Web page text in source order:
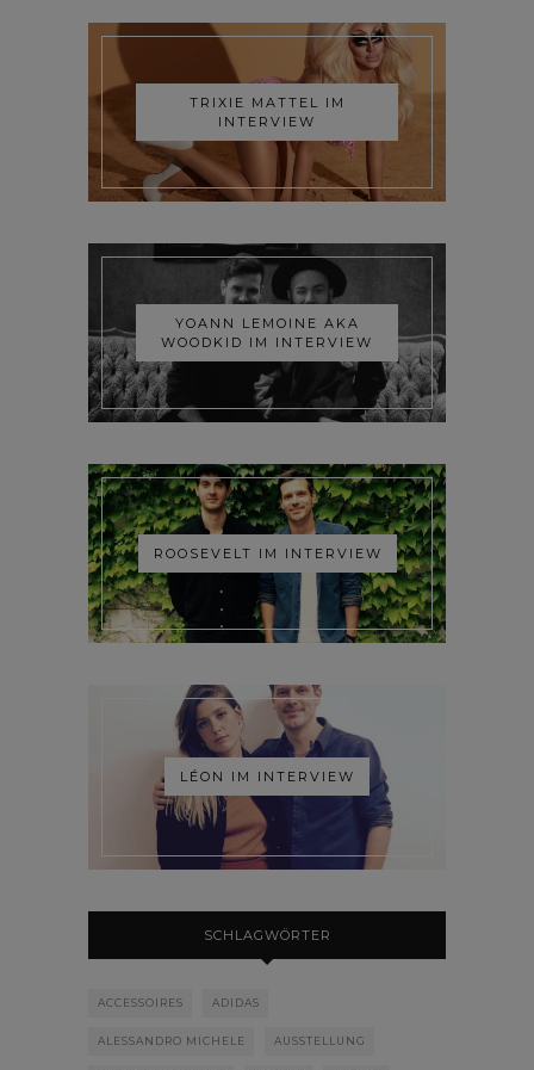
TRIXIE MATTEL IM
INTERVIEW
YOANN LEMOINE AKA
WOODKID IM INTERVIEW
ROOSEVELT IM INTERVIEW
LÉON IM INTERVIEW
SCHLAGWÖRTER
ACCESSOIRES ADIDAS
ALESSANDRO MICHELE AUSSTELLUNG